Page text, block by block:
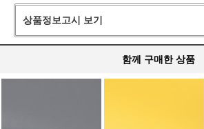
상품정보고시 보기
함께 구매한 상품